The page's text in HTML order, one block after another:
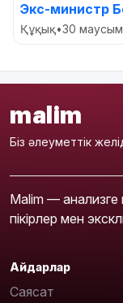
Экс-министр
Құқық•30
malim
Біз әлеуметтік
Malim — анализге
пікірлер мен
Айдарлар
Саясат